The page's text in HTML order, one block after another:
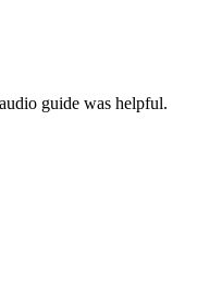
guide was helpful.